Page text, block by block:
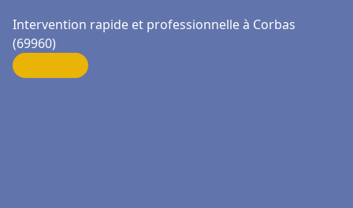
Intervention rapide et professionnelle à Corbas
(69960)